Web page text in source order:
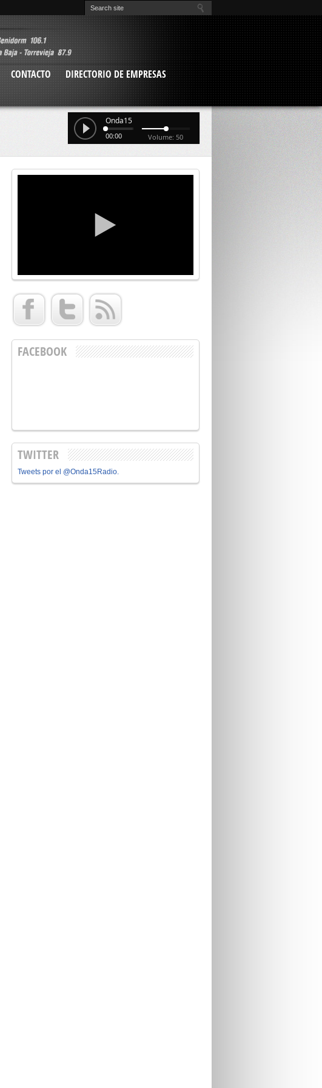
CONTACTO
DIRECTORIO DE EMPRESAS
Onda15
00:00 Volume: 50
FACEBOOK
TWITTER
Tweets por el @Onda15Radio.